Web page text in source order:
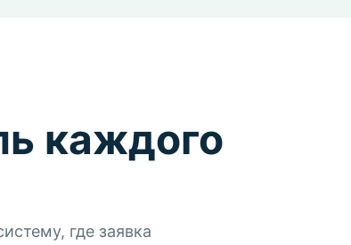
каждого
где заявка